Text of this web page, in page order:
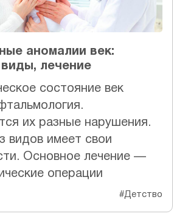
аномалии век:
лечение
состояние век
их разные нарушения.
видов имеет свои
Основное лечение —
операции
#Детство